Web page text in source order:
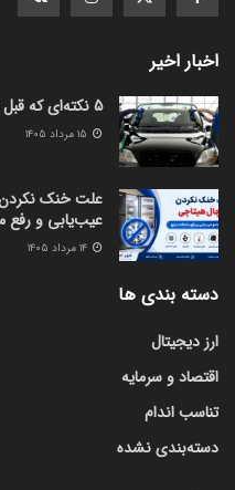
اخبار اخیر
5 نکته‌ای که قبل از نصب شیشه جلو خودرو باید بدانید
علت خنک
عیب‌یابی و رفع
دسته بندی ها
ارز دیجیتال
اقتصاد و سرمایه
تناسب اندام
دسته‌بندی نشده